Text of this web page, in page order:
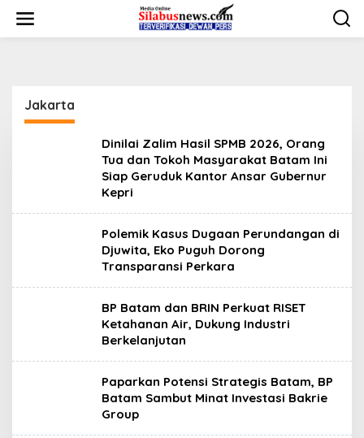
w
Jakarta
Dinilai Zalim Hasil SPMB 2026, Orang
Tua dan Tokoh Masyarakat Batam Ini
Siap Geruduk Kantor Ansar Gubernur
Kepri
Polemik Kasus Dugaan Perundangan di
Djuwita, Eko Puguh Dorong
Transparansi Perkara
BP Batam dan BRIN Perkuat RISET
Ketahanan Air, Dukung Industri
Berkelanjutan
Paparkan Potensi Strategis Batam, BP
Batam Sambut Minat Investasi Bakrie
Group